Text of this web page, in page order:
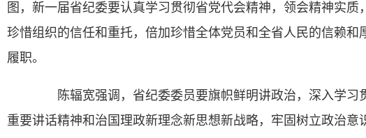
图，新一届省纪委要认真学习贯彻省党代会精神，领会精神实质
珍惜组织的信任和重托，倍加珍惜全体党员和全省人民的信赖和
履职。
陈辐宽强调，省纪委委员要旗帜鲜明讲政治，深入学习
重要讲话精神和治国理政新理念新思想新战略，牢固树立政治意